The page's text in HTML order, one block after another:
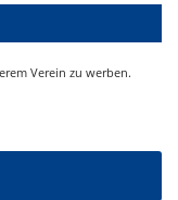
Verein zu werben.